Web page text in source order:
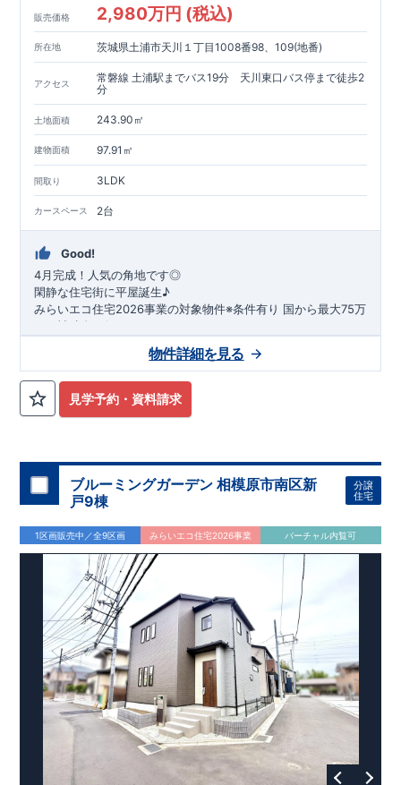
販売価格 2,980万円 (税込)
所在地 茨城県土浦市天川１丁目1008番98、109(地番)
アクセス
常磐線 土浦駅までバス19分 天川東口バス停まで徒歩2
分
土地面積 243.90㎡
建物面積 97.91㎡
間取り 3LDK
カースペース 2台
Good!
4月完成！人気の角地です◎
閑静な住宅街に平屋誕生♪
​みらいエコ住宅2026事業の対象物件※条件有り 国から最大75万
円の補助金が得られます！
​※補助金額より事務手数料として99000 円（税込）及び振込手
数料が差し引かれます。
​・玄関から直接洗面所・浴室
きる動線の為、
外から帰ってきたお子様も
​・ キッチンには 食器洗い機完備
​段差のないシームアンダーボウル仕様でお手入れ簡単◎
​・主寝室にはアクセントクロス使用♪
​↓↓クリックで詳細ご紹介
◆充実のアフターサポート◆
​東栄住宅では、お引き渡し後最大4回の無料点検と、最長60年
間の品質保証を実施。
​お引き渡しからが本当のお付き合いだと考え、アフターサービ
スを外部の業者に委託せず、
​東栄住宅グループ「東栄ホームサービス株式会社」にて責任を
もって対応いたします。
​​↓↓クリックで詳細ご紹介
◆長期優良住宅【済】◆
​当物件は国から定められた7つの技術基準をクリアした認定住
宅！
​住宅ローンの金利優遇、税金面の優遇が得られるなどの、金銭
的メリットが大きいのも魅力です。
​東栄住宅はパワービルダーで所得数No.1です！
見学予約・資料請求
物件詳細を見る
ブルーミングガーデン 相模原市南区新
戸9棟
分譲
住宅
1区画販売中／全9区画 みらいエコ住宅2026事業 バーチャル内覧可